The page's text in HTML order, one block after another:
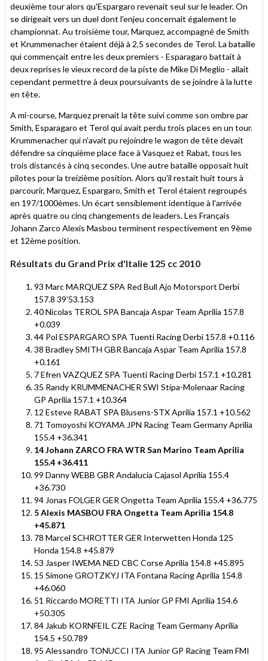
deuxième tour alors qu'Espargaro revenait seul sur le leader. On
se dirigeait vers un duel dont l'enjeu concernait également le
championnat. Au troisième tour, Marquez, accompagné de Smith
et Krummenacher étaient déjà à 2,5 secondes de Terol. La bataille
qui commençait entre les deux premiers - Esparagaro battait à
deux reprises le vieux record de la piste de Mike Di Meglio - allait
cependant permettre à deux poursuivants de se joindre à la lutte
en tête.
A mi-course, Marquez prenait la tête suivi comme son ombre par
Smith, Esparagaro et Terol qui avait perdu trois places en un tour.
Krummenacher qui n'avait pu rejoindre le wagon de tête devait
défendre sa cinquième place face à Vasquez et Rabat, tous les
trois distancés à cinq secondes. Une autre bataille opposait huit
pilotes pour la treizième position. Alors qu'il restait huit tours à
parcourir, Marquez, Espargaro, Smith et Terol étaient regroupés
en 197/1000èmes. Un écart sensiblement identique à l'arrivée
après quatre ou cinq changements de leaders. Les Français
Johann Zarco Alexis Masbou terminent respectivement en 9ème
et 12ème position.
Résultats du Grand Prix d'Italie 125 cc 2010
93 Marc MARQUEZ SPA Red Bull Ajo Motorsport Derbi
157.8 39'53.153
40 Nicolas TEROL SPA Bancaja Aspar Team Aprilia 157.8
+0.039
44 Pol ESPARGARO SPA Tuenti Racing Derbi 157.8 +0.116
38 Bradley SMITH GBR Bancaja Aspar Team Aprilia 157.8
+0.161
7 Efren VAZQUEZ SPA Tuenti Racing Derbi 157.1 +10.281
35 Randy KRUMMENACHER SWI Stipa-Molenaar Racing
GP Aprilia 157.1 +10.364
12 Esteve RABAT SPA Blusens-STX Aprilia 157.1 +10.562
71 Tomoyoshi KOYAMA JPN Racing Team Germany Aprilia
155.4 +36.341
14 Johann ZARCO FRA WTR San Marino Team Aprilia
155.4 +36.411
99 Danny WEBB GBR Andalucia Cajasol Aprilia 155.4
+36.730
94 Jonas FOLGER GER Ongetta Team Aprilia 155.4 +36.775
5 Alexis MASBOU FRA Ongetta Team Aprilia 154.8
+45.871
78 Marcel SCHROTTER GER Interwetten Honda 125
Honda 154.8 +45.879
53 Jasper IWEMA NED CBC Corse Aprilia 154.8 +45.895
15 Simone GROTZKYJ ITA Fontana Racing Aprilia 154.8
+46.060
51 Riccardo MORETTI ITA Junior GP FMI Aprilia 154.6
+50.305
84 Jakub KORNFEIL CZE Racing Team Germany Aprilia
154.5 +50.789
95 Alessandro TONUCCI ITA Junior GP Racing Team FMI